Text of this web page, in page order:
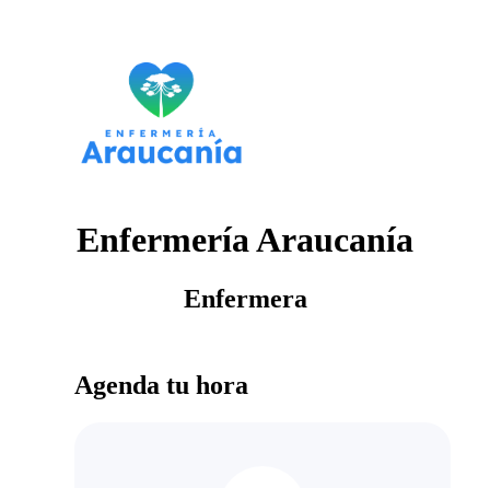
Enfermería Araucanía
Enfermera
Agenda tu hora